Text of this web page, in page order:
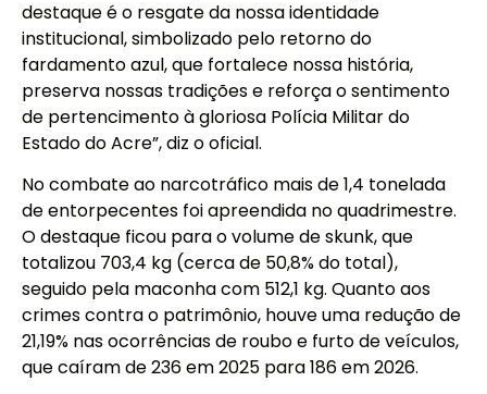
destaque é o resgate da nossa identidade
institucional, simbolizado pelo retorno do
fardamento azul, que fortalece nossa história,
preserva nossas tradições e reforça o sentimento
de pertencimento à gloriosa Polícia Militar do
Estado do Acre”, diz o oficial.
No combate ao narcotráfico mais de 1,4 tonelada
de entorpecentes foi apreendida no quadrimestre.
O destaque ficou para o volume de skunk, que
totalizou 703,4 kg (cerca de 50,8% do total),
seguido pela maconha com 512,1 kg. Quanto aos
crimes contra o patrimônio, houve uma redução de
21,19% nas ocorrências de roubo e furto de veículos,
que caíram de 236 em 2025 para 186 em 2026.